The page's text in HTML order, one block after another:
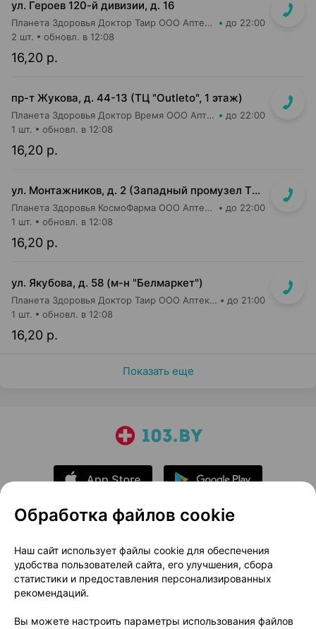
ул. Героев 120-й дивизии, д. 16
Планета Здоровья Доктор Таир ООО Аптека №2 до 22:00
16,20 р.
2 шт. обновл. в 12:08
пр-т Жукова, д. 44-13 (ТЦ "Outleto", 1 этаж)
Планета Здоровья Доктор Время ООО Аптека №21 до 22:00
16,20 р.
1 шт. обновл. в 12:08
ул. Монтажников, д. 2 (Западный промузел ТЭЦ-4, м-н "Евроопт")
Планета Здоровья КосмоФарма ООО Аптека №19 до 22:00
16,20 р.
1 шт. обновл. в 12:08
ул. Якубова, д. 58 (м-н "Белмаркет")
Планета Здоровья Доктор Таир ООО Аптека №15 до 21:00
16,20 р.
1 шт. обновл. в 12:08
Показать еще
О проекте
Новости проекта
Размещение рекламы
Медицинский маркетинг
Публичный договор
Доставка
Обработка файлов cookie
Наш сайт использует файлы cookie для обеспечения
удобства пользователей сайта, его улучшения, сбора
статистики и предоставления персонализированных
рекомендаций.
Вы можете настроить параметры использования файлов